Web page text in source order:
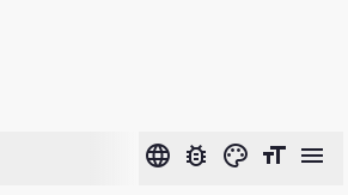
language bug_report color_lens format_size menu